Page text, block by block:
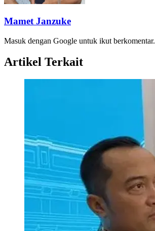
Mamet Janzuke
Masuk dengan Google untuk ikut berkomentar.
Artikel Terkait